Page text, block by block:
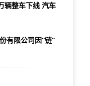
辆整车下线 汽车
有限公司因“链”